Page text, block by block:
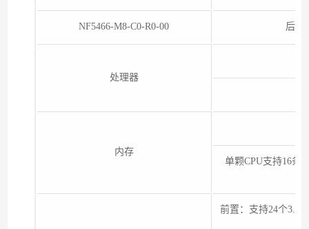
NF5466-M8-C0-R0-00 后出
处理器
内存
单颗CPU支持16条
前置：支持24个3.5